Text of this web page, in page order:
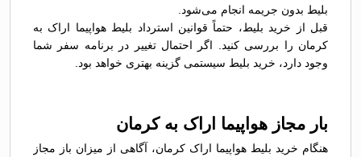
بلیط بدون جریمه انجام می‌شود.
قبل از خرید بلیط، حتماً قوانین استرداد بلیط هواپیما اراک به
کرمان را بررسی کنید. اگر احتمال تغییر در برنامه سفر شما
وجود دارد، خرید بلیط سیستمی گزینه بهتری خواهد بود.
بار مجاز هواپیما اراک به کرمان
هنگام خرید بلیط هواپیما اراک کرمان، آگاهی از میزان باز مجاز